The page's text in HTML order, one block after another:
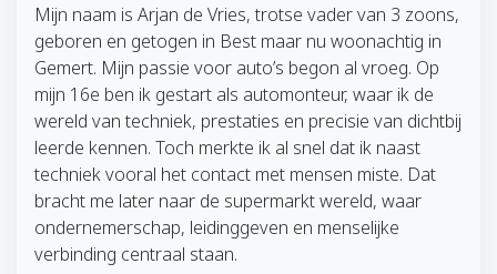
Mijn naam is Arjan de Vries, trotse vader van 3 zoons,
geboren en getogen in Best maar nu woonachtig in
Gemert. Mijn passie voor auto’s begon al vroeg. Op
mijn 16e ben ik gestart als automonteur, waar ik de
wereld van techniek, prestaties en precisie van dichtbij
leerde kennen. Toch merkte ik al snel dat ik naast
techniek vooral het contact met mensen miste. Dat
bracht me later naar de supermarkt wereld, waar
ondernemerschap, leidinggeven en menselijke
verbinding centraal staan.